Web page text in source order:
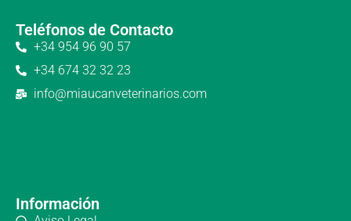
Teléfonos de Contacto
+34 954 96 90 57
+34 674 32 32 23
info@miaucanveterinarios.com
Información